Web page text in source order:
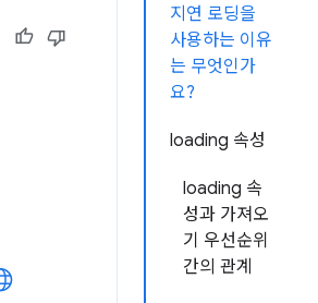
지연 로딩을
사용하는 이유
는 무엇인가
요?
loading 속성
loading 속
성과 가져오
기 우선순위
간의 관계